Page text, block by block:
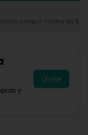
compra mínima de
y
Únete